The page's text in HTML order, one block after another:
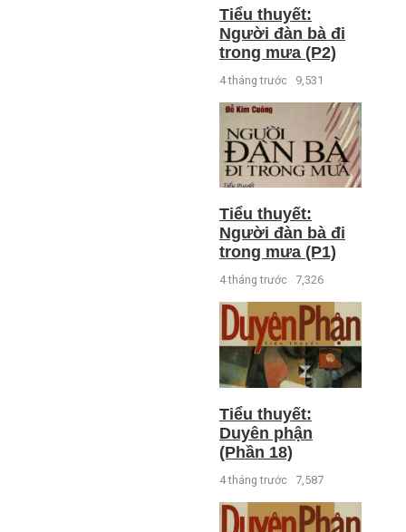
Tiểu thuyết:
Người đàn bà đi
trong mưa (P2)
4 tháng trước 9,531
Tiểu thuyết:
Người đàn bà đi
trong mưa (P1)
4 tháng trước 7,326
Tiểu thuyết:
Duyên phận
(Phần 18)
4 tháng trước 7,587